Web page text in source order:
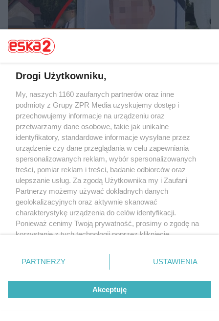
Ksiądz na pogrzebie 9-letniego Fabianka.
"Słońce nad jego życiem zachodzi w sam
poranek"
WIĘCEJ
ZOBACZ WIĘCEJ
Drogi Użytkowniku,
My, naszych 1160 zaufanych partnerów oraz inne
podmioty z Grupy ZPR Media uzyskujemy dostęp i
przechowujemy informacje na urządzeniu oraz
przetwarzamy dane osobowe, takie jak unikalne
identyfikatory, standardowe informacje wysyłane przez
urządzenie czy dane przeglądania w celu zapewniania
spersonalizowanych reklam, wybór spersonalizowanych
treści, pomiar reklam i treści, badanie odbiorców oraz
ulepszanie usług. Za zgodą Użytkownika my i Zaufani
Partnerzy możemy używać dokładnych danych
geolokalizacyjnych oraz aktywnie skanować
charakterystykę urządzenia do celów identyfikacji.
Ponieważ cenimy Twoją prywatność, prosimy o zgodę na
korzystanie z tych technologii poprzez kliknięcie
zmienić/wycofać klikając przycisk ustawień prywatności
znajdujący się w lewym dolnym rogu strony
rodzaje przetwarzania danych nie wymagają zgody
użytkownika, ale masz prawo sprzeciwić się takiemu
przetwarzaniu. Preferencje będą miały zastosowanie tylko
PARTNERZY USTAWIENIA
Akceptuję